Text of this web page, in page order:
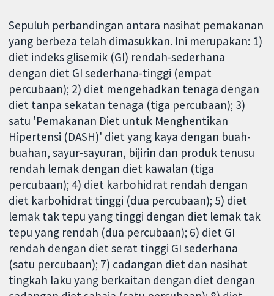
Sepuluh perbandingan antara nasihat pemakanan
yang berbeza telah dimasukkan. Ini merupakan: 1)
diet indeks glisemik (GI) rendah-sederhana
dengan diet GI sederhana-tinggi (empat
percubaan); 2) diet mengehadkan tenaga dengan
diet tanpa sekatan tenaga (tiga percubaan); 3)
satu 'Pemakanan Diet untuk Menghentikan
Hipertensi (DASH)' diet yang kaya dengan buah-
buahan, sayur-sayuran, bijirin dan produk tenusu
rendah lemak dengan diet kawalan (tiga
percubaan); 4) diet karbohidrat rendah dengan
diet karbohidrat tinggi (dua percubaan); 5) diet
lemak tak tepu yang tinggi dengan diet lemak tak
tepu yang rendah (dua percubaan); 6) diet GI
rendah dengan diet serat tinggi GI sederhana
(satu percubaan); 7) cadangan diet dan nasihat
tingkah laku yang berkaitan dengan diet dengan